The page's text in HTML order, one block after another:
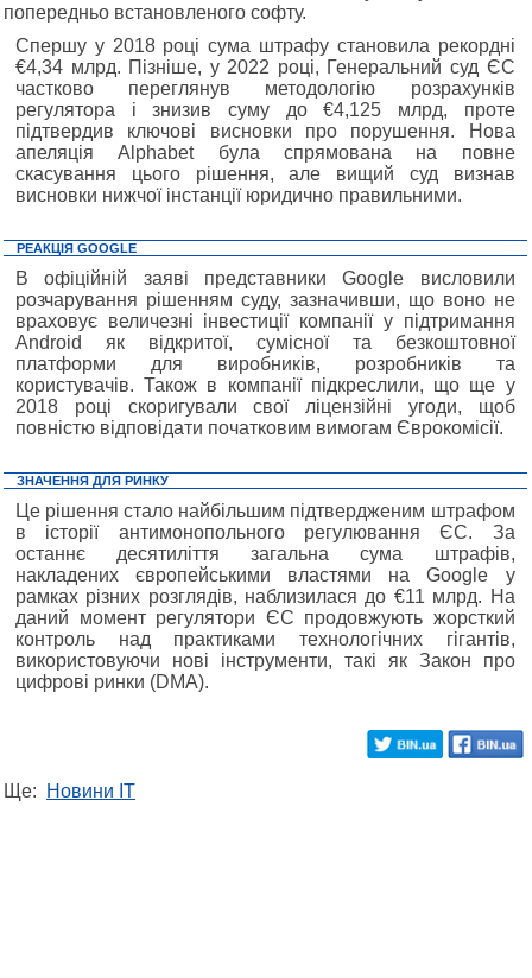
попередньо встановленого софту.
Спершу у 2018 році сума штрафу становила рекордні
€4,34 млрд. Пізніше, у 2022 році, Генеральний суд ЄС
частково переглянув методологію розрахунків
регулятора і знизив суму до €4,125 млрд, проте
підтвердив ключові висновки про порушення. Нова
апеляція Alphabet була спрямована на повне
скасування цього рішення, але вищий суд визнав
висновки нижчої інстанції юридично правильними.
РЕАКЦІЯ GOOGLE
В офіційній заяві представники Google висловили
розчарування рішенням суду, зазначивши, що воно не
враховує величезні інвестиції компанії у підтримання
Android як відкритої, сумісної та безкоштовної
платформи для виробників, розробників та
користувачів. Також в компанії підкреслили, що ще у
2018 році скоригували свої ліцензійні угоди, щоб
повністю відповідати початковим вимогам Єврокомісії.
ЗНАЧЕННЯ ДЛЯ РИНКУ
Це рішення стало найбільшим підтвердженим штрафом
в історії антимонопольного регулювання ЄС. За
останнє десятиліття загальна сума штрафів,
накладених європейськими властями на Google у
рамках різних розглядів, наблизилася до €11 млрд. На
даний момент регулятори ЄС продовжують жорсткий
контроль над практиками технологічних гігантів,
використовуючи нові інструменти, такі як Закон про
цифрові ринки (DMA).
Ще: Новини IT